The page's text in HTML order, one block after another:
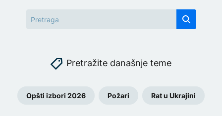
Pretražite današnje teme
Opšti izbori 2026 Požari Rat u Ukrajini